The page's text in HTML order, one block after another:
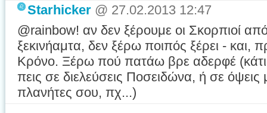
Starhicker @ 27.02.2013 12:47
@rainbow! αν δεν ξέρουμε οι Σκορπιοί
ξεκινήαμτα, δεν ξέρω ποιπός ξέρει -
Κρόνο. Ξέρω πού πατάω βρε αδερφέ
πεις σε διελεύσεις Ποσειδώνα, ή σε όψεις
πλανήτες σου, πχ...)